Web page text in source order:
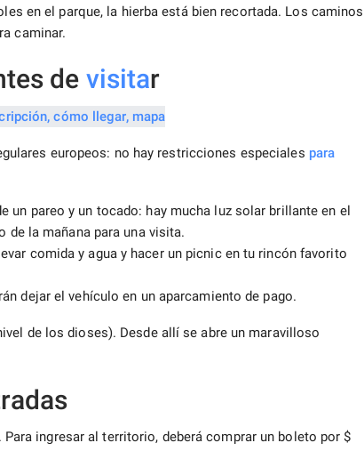
en el parque, la hierba está bien recortada. Los caminos
caminar.
de visitar
europeos: no hay restricciones especiales para
un pareo y un tocado: hay mucha luz solar brillante en el
de la mañana para una visita.
comida y agua y hacer un picnic en tu rincón favorito
dejar el vehículo en un aparcamiento de pago.
de los dioses). Desde allí se abre un maravilloso
ingresar al territorio, deberá comprar un boleto por $